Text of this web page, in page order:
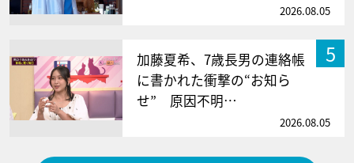
2026.08.05
5
加藤夏希、7歳長男の連絡帳
に書かれた衝撃の“お知ら
せ” 原因不明…
2026.08.05